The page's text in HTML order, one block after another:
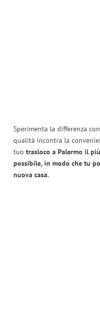
Sperimenta la differenza
qualità incontra la
tuo trasloco a Palermo il
possibile, in modo che tu
nuova casa.